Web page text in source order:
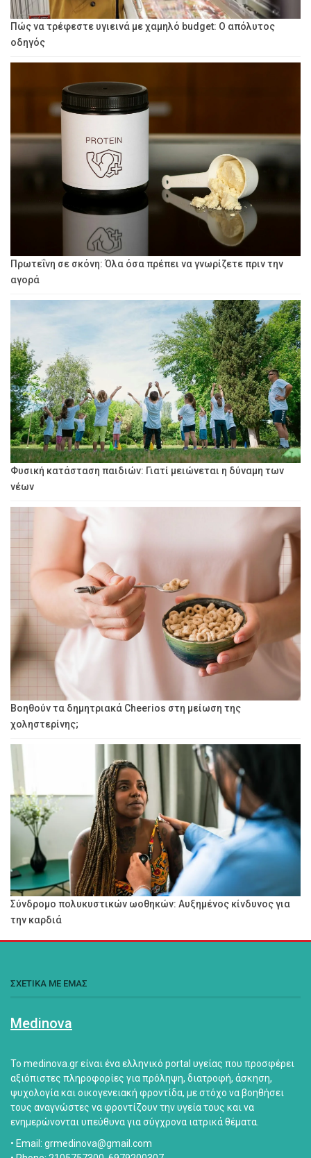
Πώς να τρέφεστε υγιεινά με χαμηλό budget: Ο απόλυτος
οδηγός
Πρωτεΐνη σε σκόνη: Όλα όσα πρέπει να γνωρίζετε πριν την
αγορά
Φυσική κατάσταση παιδιών: Γιατί μειώνεται η δύναμη των
νέων
Βοηθούν τα δημητριακά Cheerios στη μείωση της
χοληστερίνης;
Σύνδρομο πολυκυστικών ωοθηκών: Αυξημένος κίνδυνος για
την καρδιά
ΣΧΕΤΙΚΑ ΜΕ ΕΜΑΣ
Medinova
Το medinova.gr είναι ένα ελληνικό portal υγείας που προσφέρει
αξιόπιστες πληροφορίες για πρόληψη, διατροφή, άσκηση,
ψυχολογία και οικογενειακή φροντίδα, με στόχο να βοηθήσει
τους αναγνώστες να φροντίζουν την υγεία τους και να
ενημερώνονται υπεύθυνα για σύγχρονα ιατρικά θέματα.
• Email: grmedinova@gmail.com